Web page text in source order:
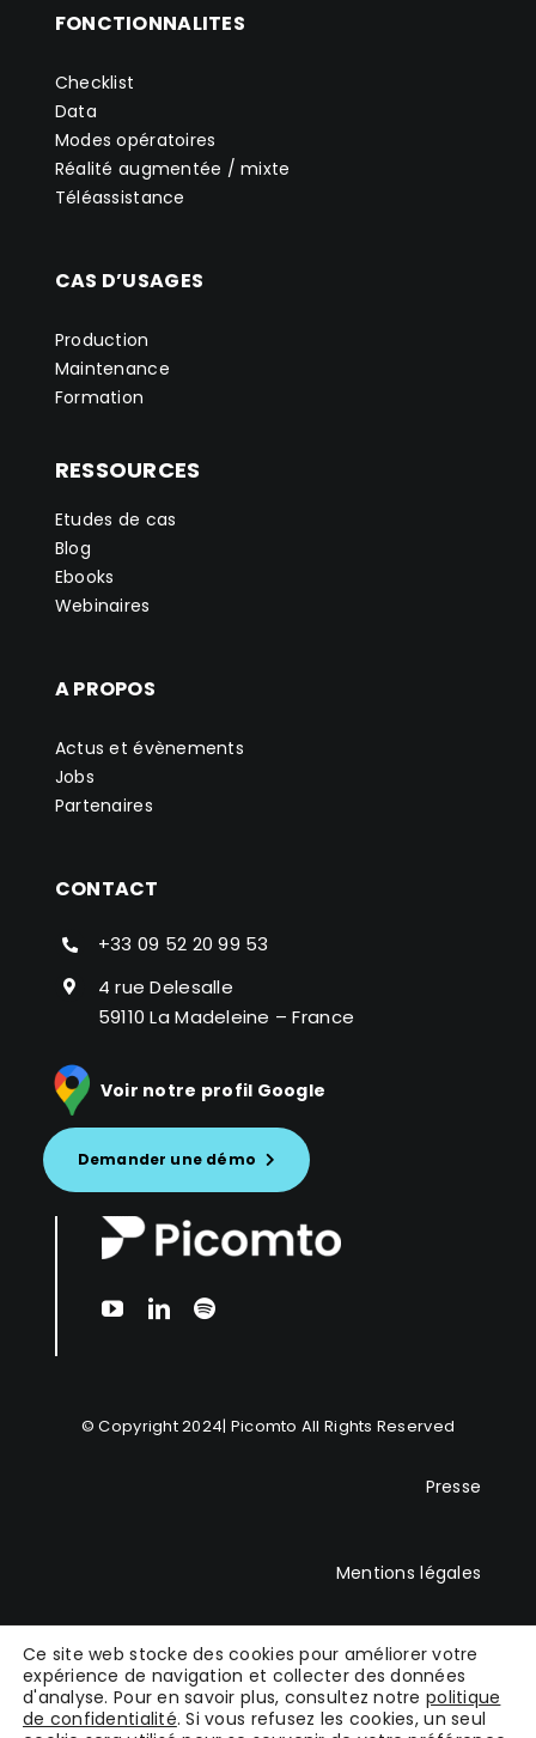
FONCTIONNALITES
Checklist
Data
Modes opératoires
Réalité augmentée / mixte
Téléassistance
CAS D’USAGES
Production
Maintenance
Formation
RESSOURCES
Etudes de cas
Blog
Ebooks
Webinaires
A PROPOS
Actus et évènements
Jobs
Partenaires
CONTACT
+33 09 52 20 99 53
4 rue Delesalle
59110 La Madeleine – France
Voir notre profil Google
Demander une démo
© Copyright 2024| Picomto All Rights Reserved
Presse
Mentions légales
CGU
Ce site web stocke des cookies pour améliorer votre
expérience de navigation et collecter des données
d'analyse. Pour en savoir plus, consultez notre politique
de confidentialité. Si vous refusez les cookies, un seul